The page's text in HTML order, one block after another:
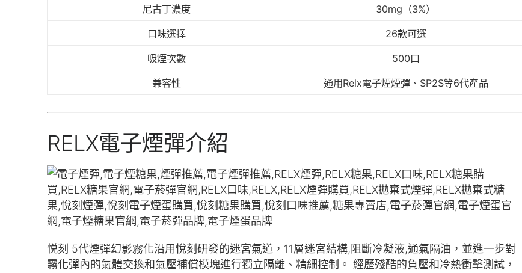
尼古丁濃度 30mg（3%）
口味選擇 26款可選
吸煙次數 500口
兼容性 通用Relx電子煙煙彈、SP2S等6代產品
RELX電子煙彈介紹
悦刻 5代煙彈幻影霧化沿用悅刻研發的迷宮氣道，11層迷宮結構,阻斷冷凝液,通氣隔油，並進一步對
霧化彈內的氣體交換和氣壓補償模塊進行獨立隔離、精細控制。 經歷殘酷的負壓和冷熱衝擊測試，